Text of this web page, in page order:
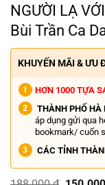
NGƯỜI LẠ
Bùi Trần Ca
KHUYẾN MÃI & ƯU
HƠN 1000 TỰA
THÀNH PHỐ HÀ
áp dụng gửi qua
bookmark/ cuốn
CÁC TỈNH